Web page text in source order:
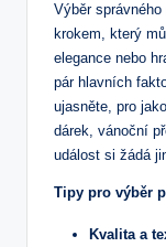
Výběr
krokem, který
elegance nebo
pár hlavních
ujasněte, pro
dárek, vánoční
událost si žádá
Tipy pro výběr
Kvalita a